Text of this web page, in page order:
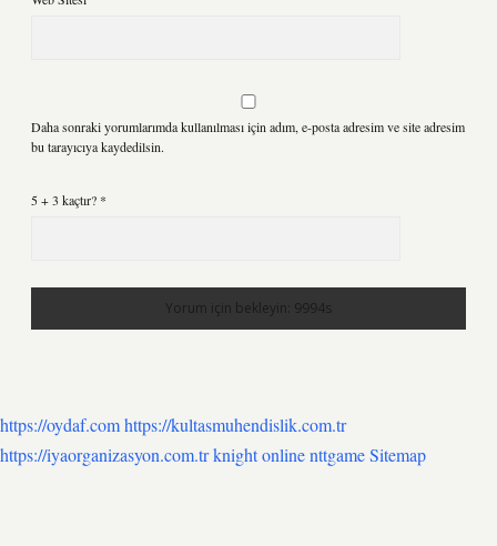
Daha sonraki yorumlarımda kullanılması için adım, e-posta adresim ve site adresim
bu tarayıcıya kaydedilsin.
5 + 3 kaçtır? *
https://oydaf.comhttps://kultasmuhendislik.com.tr
https://iyaorganizasyon.com.trknight onlinenttgameSitemap